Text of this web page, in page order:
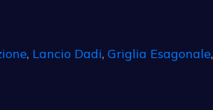
, Lancio Dadi, Griglia Esagonale,